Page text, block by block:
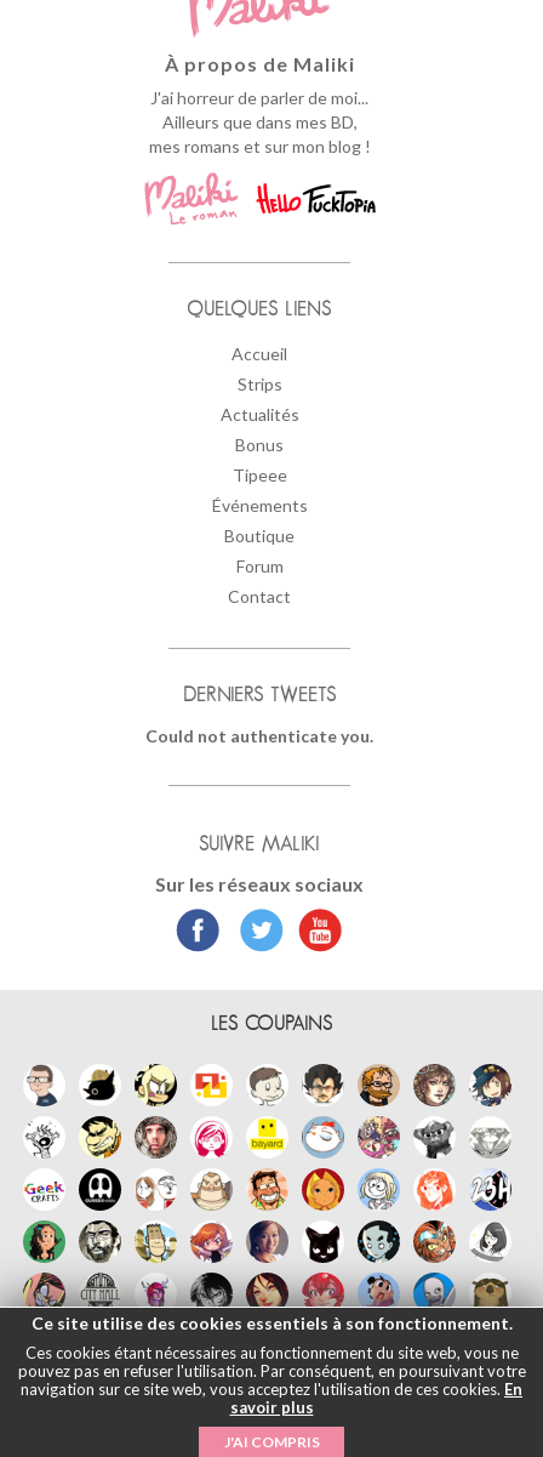
À propos de Maliki
J'ai horreur de parler de moi...
Ailleurs que dans mes BD,
mes romans et sur mon blog !
QUELQUES LIENS
Accueil
Strips
Actualités
Bonus
Tipeee
Événements
Boutique
Forum
Contact
DERNIERS TWEETS
Could not authenticate you.
SUIVRE MALIKI
Sur les réseaux sociaux
LES COUPAINS
日本語|Mentions légales
2026
Ce site utilise des cookies essentiels à son fonctionnement.
Ces cookies étant nécessaires au fonctionnement du site web, vous ne
pouvez pas en refuser l'utilisation. Par conséquent, en poursuivant votre
navigation sur ce site web, vous acceptez l'utilisation de ces cookies. En
savoir plus
J'AI COMPRIS